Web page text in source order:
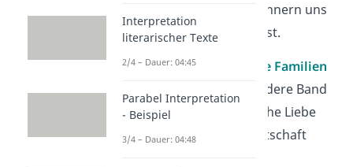
ein und erinnern uns
daran, wie wertvoll sie ist.
Hier sind10 emotionale Familien
Sprüche
, die das besondere Band
und die unerschütterliche Liebe
innerhalb der Verwandtschaft
Interpretation
literarischer Texte
2/4 – Dauer: 04:45
Parabel Interpretation
- Beispiel
3/4 – Dauer: 04:48